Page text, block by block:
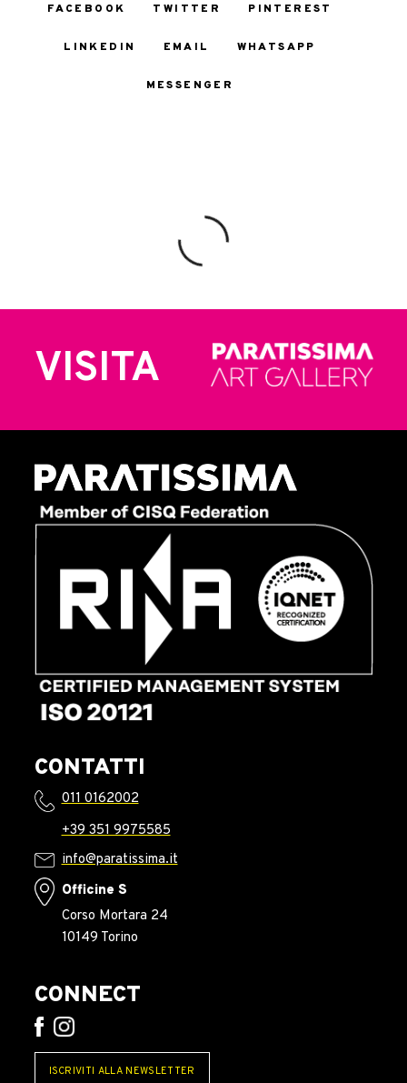
FACEBOOK
TWITTER PINTEREST
LINKEDIN EMAIL WHATSAPP
MESSENGER
VISITA
CONTATTI
011 0162002
+39 351 9975585
info@paratissima.it
Officine S
Corso Mortara 24
10149 Torino
CONNECT
ISCRIVITI ALLA NEWSLETTER